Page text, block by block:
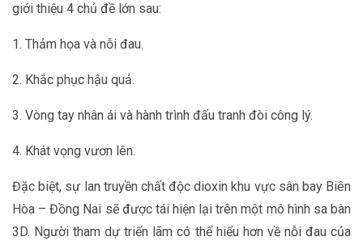
giới thiệu 4 chủ đề lớn sau:
1. Thảm họa và nỗi đau.
2. Khắc phục hậu quả.
3. Vòng tay nhân ái và hành trình đấu tranh đòi công lý.
4. Khát vọng vươn lên.
Đặc biệt, sự lan truyền chất độc dioxin khu vực sân bay Biên
Hòa – Đồng Nai sẽ được tái hiện lại trên một mô hình sa bàn
3D. Người tham dự triển lãm có thể hiểu hơn về nỗi đau của